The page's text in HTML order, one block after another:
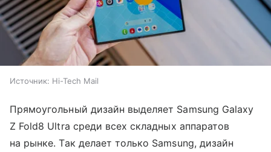
Источник: Hi-Tech Mail
Прямоугольный дизайн выделяет Samsung Galaxy
Z Fold8 Ultra среди всех складных аппаратов
на рынке. Так делает только Samsung, дизайн